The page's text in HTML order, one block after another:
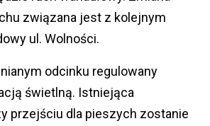
związana jest z kolejnym
ul. Wolności.
odcinku regulowany
świetlną. Istniejąca
przejściu dla pieszych zostanie